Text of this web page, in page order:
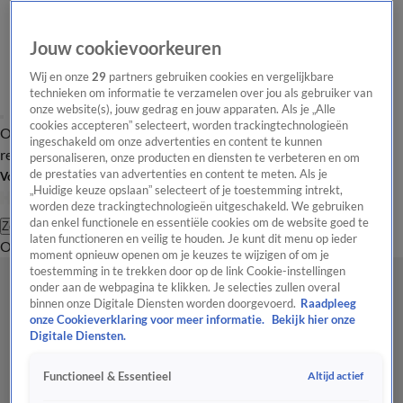
Overzicht Laatste nieuws Regionieuws Het beste van Hart
Tip de
redactie
Volg Hart van Nederland
Zoeken
OverzichtRegioUitzendingenWeerTip de redactiePanelVideo's
Jouw cookievoorkeuren
Wij en onze29 partners gebruiken cookies en vergelijkbare
technieken om informatie te verzamelen over jou als gebruiker van
onze website(s), jouw gedrag en jouw apparaten. Als je „Alle
cookies accepteren” selecteert, worden trackingtechnologieën
ingeschakeld om onze advertenties en content te kunnen
personaliseren, onze producten en diensten te verbeteren en om
de prestaties van advertenties en content te meten. Als je
„Huidige keuze opslaan” selecteert of je toestemming intrekt,
worden deze trackingtechnologieën uitgeschakeld. We gebruiken
dan enkel functionele en essentiële cookies om de website goed te
laten functioneren en veilig te houden. Je kunt dit menu op ieder
moment opnieuw openen om je keuzes te wijzigen of om je
toestemming in te trekken door op de link Cookie-instellingen
onder aan de webpagina te klikken. Je selecties zullen overal
binnen onze Digitale Diensten worden doorgevoerd. Raadpleeg
onze Cookieverklaring voor meer informatie.
Bekijk hier onze
Digitale Diensten.
Functioneel & Essentieel Altijd actief